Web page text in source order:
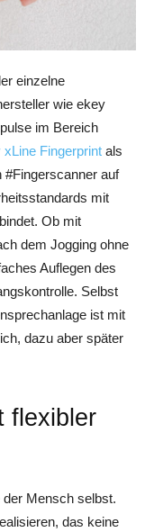
einzelne
wie ekey
im Bereich
xLine Fingerprint als
#Fingerscanner auf
mit
Ob mit
dem Jogging ohne
Auflegen des
Selbst
ist mit
dazu aber später
flexibler
Mensch selbst.
das keine